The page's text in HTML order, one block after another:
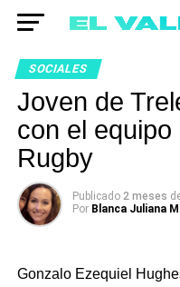
SOCIALES
Joven de
con el
Rugby
Publicado 2 meses
Por Blanca Juliana
Gonzalo Ezequiel